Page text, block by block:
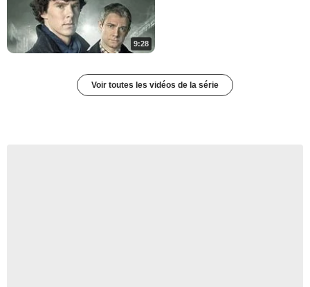
9:28
Voir toutes les vidéos de la série